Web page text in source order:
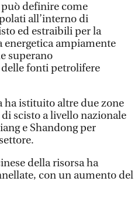
definire come
all’interno di
ed estraibili per la
energetica ampiamente
superano
fonti petrolifere
ha istituito altre due zone
scisto a livello nazionale
e Shandong per
della risorsa ha
con un aumento del